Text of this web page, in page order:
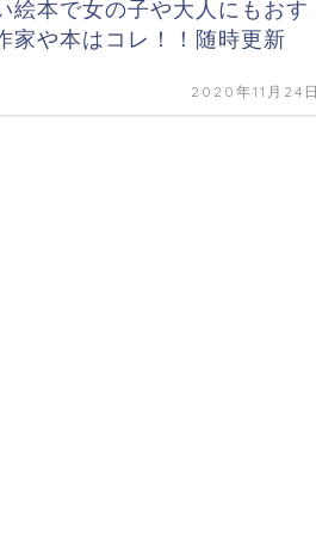
絵本で女の子や大人にもおす
家や本はコレ！！随時更新
2020年11月24